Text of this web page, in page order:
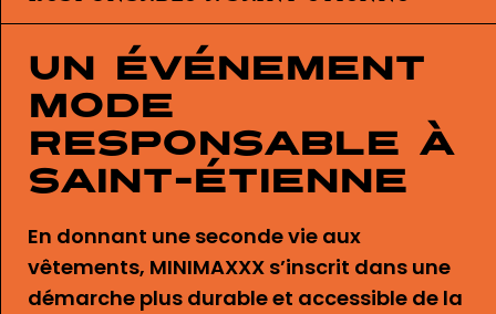
Un événement
mode
responsable à
Saint-Étienne
En donnant une seconde vie aux
vêtements, MINIMAXXX s’inscrit dans une
démarche plus durable et accessible de la